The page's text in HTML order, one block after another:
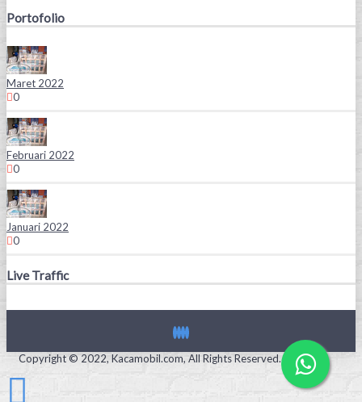
Portofolio
Maret 2022
0
Februari 2022
0
Januari 2022
0
Live Traffic
Copyright © 2022, Kacamobil.com, All Rights Reserved.